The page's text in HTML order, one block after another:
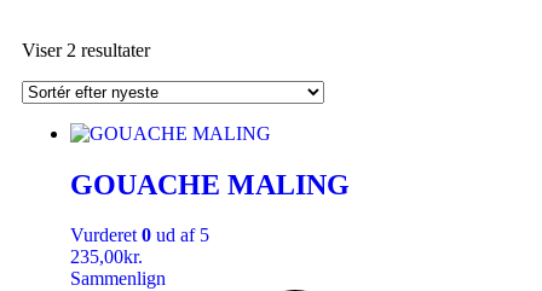
Viser 2 resultater
GOUACHE MALING
Vurderet0 ud af 5
235,00kr.
Sammenlign